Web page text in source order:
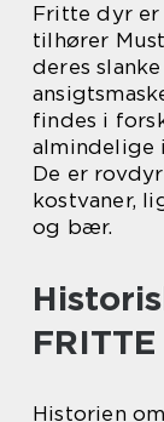
Fritte dyr
tilhører
deres
findes i
almindelige
De er
kostvaner,
og bær.
FRITTE
Historien